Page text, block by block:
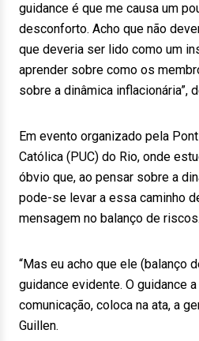
guidance é que me causa um
desconforto. Acho que não
que deveria ser lido como um
aprender sobre como os
sobre a dinâmica inflacionária”,
Em evento organizado pela
Católica (PUC) do Rio, onde
óbvio que, ao pensar sobre a
pode-se levar a essa caminho
mensagem no balanço de riscos.
“Mas eu acho que ele (balanço
guidance evidente. O guidance
comunicação, coloca na ata, a
Guillen.